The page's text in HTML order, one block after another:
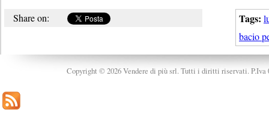
Tags:
bacio
Share on:
Copyright © 2026 Vendere di più srl. Tutti i diritti riservati. P.Iva